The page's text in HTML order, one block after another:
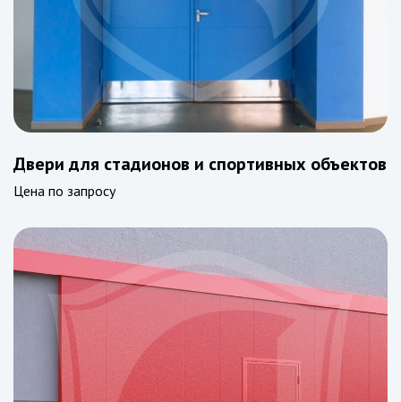
Двери для стадионов и спортивных объектов
Цена по запросу